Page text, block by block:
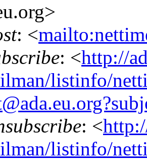
: <
: <http://
listinfo/
: <
listinfo/